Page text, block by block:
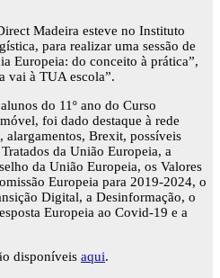
Madeira esteve no Instituto
para realizar uma sessão de
Europeia: do conceito à prática”,
vai à TUA escola”.
do 11º ano do Curso
foi dado destaque à rede
Brexit, possíveis
da União Europeia, a
da União Europeia, os Valores
Europeia para 2019-2024, o
Digital, a Desinformação, o
Europeia ao Covid-19 e a
disponíveis aqui.